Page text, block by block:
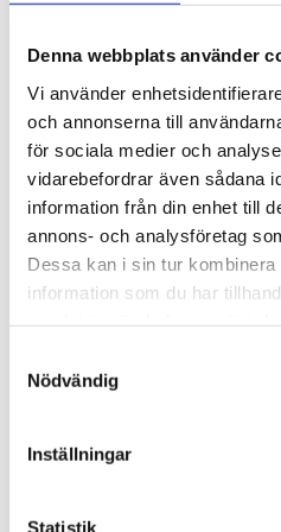
Denna webbplats använder
Vi använder
och annonserna till
för sociala medier och
vidarebefordrar även sådana
information från din enhet till
annons- och analysföretag
Dessa kan i sin tur
information som du har
Nödvändig
Inställningar
Statistik
sin design kan antennen
2 meter lång integrerad
en SMA-hane, vilket gör den
din gateway eller sensor.
För mer information - Se
STÄLL EN FRÅGA OM
Viktigaste egenskaper
Omdömen